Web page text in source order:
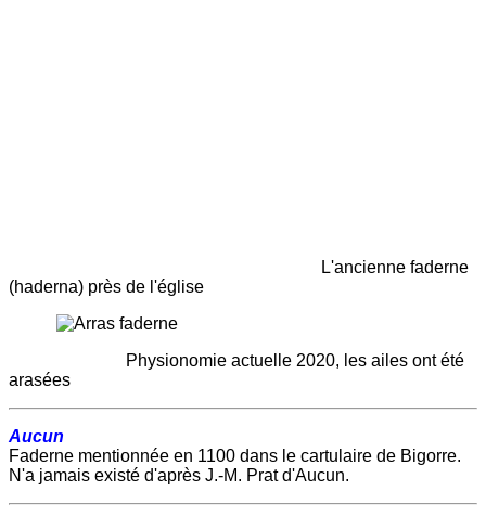
L'ancienne faderne
(haderna) près de l'église
Physionomie actuelle 2020, les ailes ont été
arasées
Aucun
Faderne mentionnée en 1100 dans le cartulaire de Bigorre.
N'a jamais existé d'après J.-M. Prat d'Aucun.